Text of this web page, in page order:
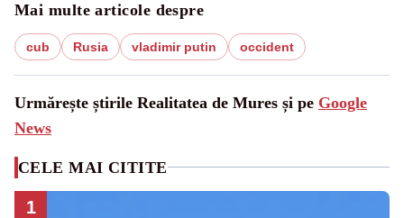
Mai multe articole despre
cub Rusia vladimir putin occident
Urmărește știrile Realitatea de Mures și pe Google
News
CELE MAI CITITE
1